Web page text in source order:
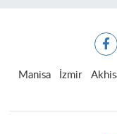
Manisa İzmir